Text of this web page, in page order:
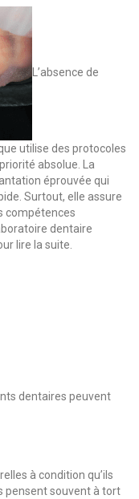
L’absence de
utilise des protocoles
absolue. La
éprouvée qui
Surtout, elle assure
compétences
dentaire
lire la suite.
dentaires peuvent
à condition qu’ils
pensent souvent à tort